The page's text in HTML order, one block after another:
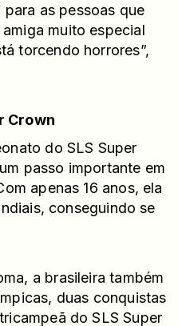
para as pessoas que
muito especial
torcendo horrores”,
Crown
do SLS Super
passo importante em
apenas 16 anos, ela
conseguindo se
a brasileira também
duas conquistas
do SLS Super